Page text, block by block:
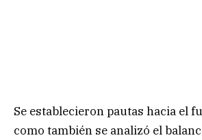
Se establecieron pautas hacia el
como también se analizó el